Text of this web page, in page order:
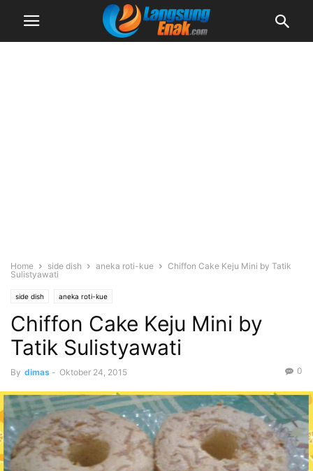
Home side dish aneka roti-kue
Chiffon Cake Keju Mini by Tatik
Sulistyawati
side dish aneka roti-kue
Chiffon Cake Keju Mini by
Tatik Sulistyawati
By dimas - Oktober 24, 2015 0